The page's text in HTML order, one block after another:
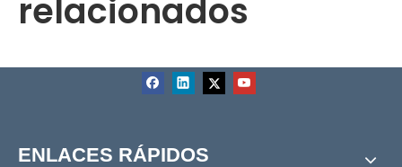
Bomba de plastico
Bomba de estanque
relacionados
ENLACES RÁPIDOS